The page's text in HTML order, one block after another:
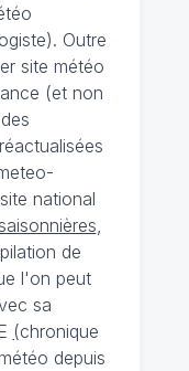
Outre
site météo
(et non
réactualisées
national
de
l'on peut
sa
(chronique
depuis